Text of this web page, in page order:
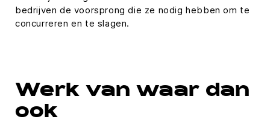
bedrijven de voorsprong die ze nodig hebben om te
concurreren en te slagen.
Werk van waar dan
ook